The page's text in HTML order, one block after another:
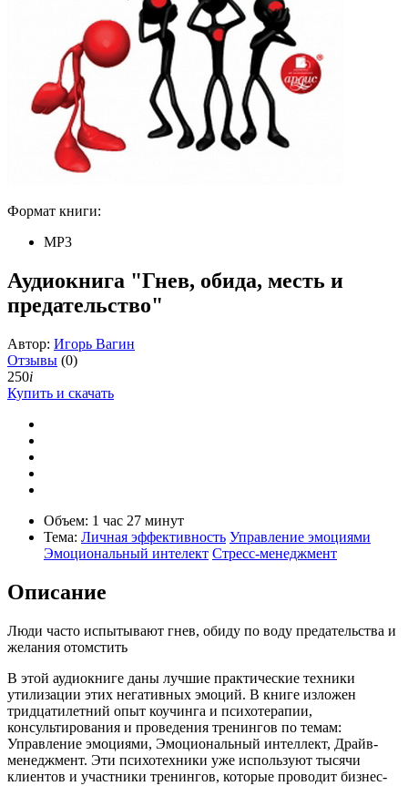
Формат книги:
MP3
Аудиокнига "Гнев, обида, месть и
предательство"
Автор: Игорь Вагин
Отзывы (0)
250i
Купить и скачать
Объем: 1 час 27 минут
Тема: Личная эффективность Управление эмоциями
Эмоциональный интелект Стресс-менеджмент
Описание
Люди часто испытывают гнев, обиду по воду предательства и
желания отомстить
В этой аудиокниге даны лучшие практические техники
утилизации этих негативных эмоций. В книге изложен
тридцатилетний опыт коучинга и психотерапии,
консультирования и проведения тренингов по темам:
Управление эмоциями, Эмоциональный интеллект, Драйв-
менеджмент. Эти психотехники уже используют тысячи
клиентов и участники тренингов, которые проводит бизнес-